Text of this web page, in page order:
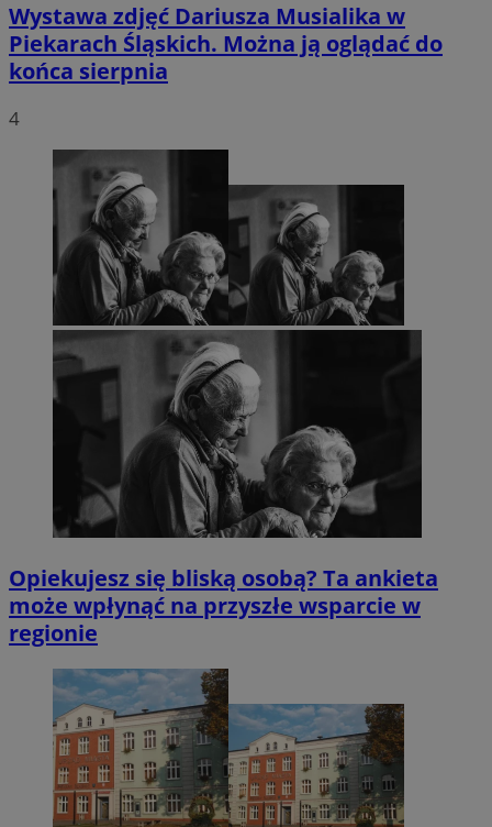
Wystawa zdjęć Dariusza Musialika w
Piekarach Śląskich. Można ją oglądać do
końca sierpnia
4
Opiekujesz się bliską osobą? Ta ankieta
może wpłynąć na przyszłe wsparcie w
regionie